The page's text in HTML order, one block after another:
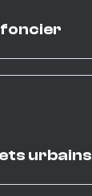
urbains